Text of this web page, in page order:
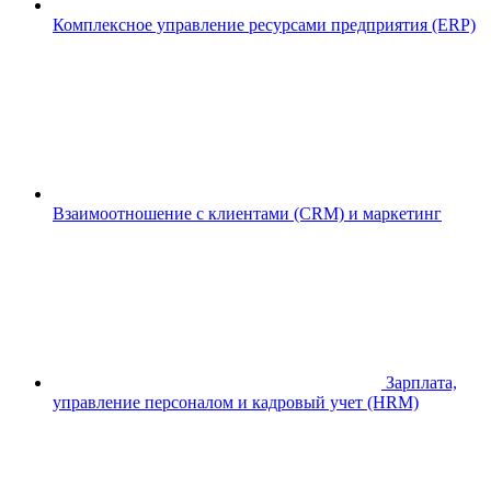
Комплексное управление ресурсами предприятия (ERP)
Взаимоотношение с клиентами (CRM) и маркетинг
Зарплата,
управление персоналом и кадровый учет (HRM)